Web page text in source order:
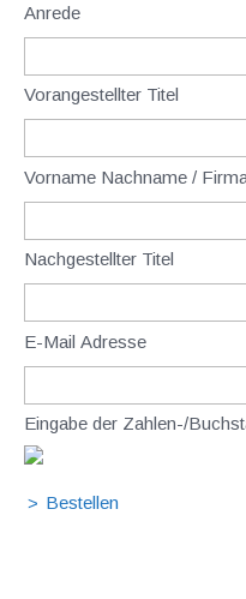
Anrede
Vorangestellter Titel
Vorname Nachname /
Nachgestellter Titel
E-Mail Adresse
Eingabe der Zahlen-/